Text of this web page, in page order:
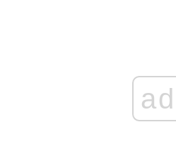
ad